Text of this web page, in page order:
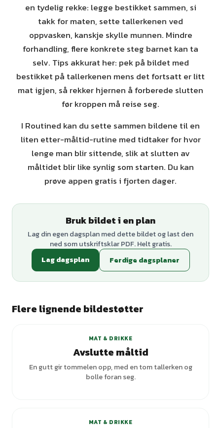
en tydelig rekke: legge bestikket sammen, si
takk for maten, sette tallerkenen ved
oppvasken, kanskje skylle munnen. Mindre
forhandling, flere konkrete steg barnet kan ta
selv. Tips akkurat her: pek på bildet med
bestikket på tallerkenen mens det fortsatt er litt
mat igjen, så rekker hjernen å forberede slutten
før kroppen må reise seg.
I Routined kan du sette sammen bildene til en
liten etter-måltid-rutine med tidtaker for hvor
lenge man blir sittende, slik at slutten av
måltidet blir like synlig som starten. Du kan
prøve appen gratis i fjorten dager.
Bruk bildet i en plan
Lag din egen dagsplan med dette bildet og last den
ned som utskriftsklar PDF. Helt gratis.
Lag dagsplan
Ferdige dagsplaner
Flere lignende bildestøtter
MAT & DRIKKE
Avslutte måltid
En gutt gir tommelen opp, med en tom tallerken og
bolle foran seg.
MAT & DRIKKE